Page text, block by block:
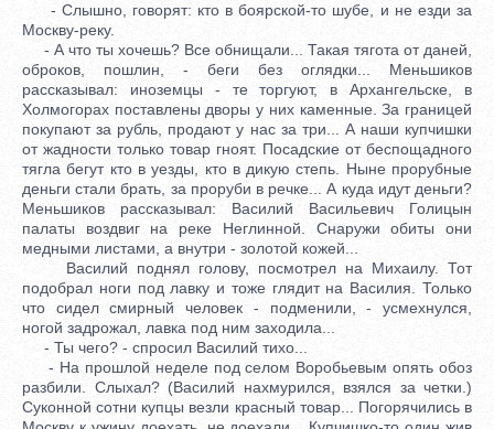
- Слышно, говорят: кто в боярской-то шубе, и не езди за
Москву-реку.
- А что ты хочешь? Все обнищали... Такая тягота от даней,
оброков, пошлин, - беги без оглядки... Меньшиков
рассказывал: иноземцы - те торгуют, в Архангельске, в
Холмогорах поставлены дворы у них каменные. За границей
покупают за рубль, продают у нас за три... А наши купчишки
от жадности только товар гноят. Посадские от беспощадного
тягла бегут кто в уезды, кто в дикую степь. Ныне прорубные
деньги стали брать, за проруби в речке... А куда идут деньги?
Меньшиков рассказывал: Василий Васильевич Голицын
палаты воздвиг на реке Неглинной. Снаружи обиты они
медными листами, а внутри - золотой кожей...
Василий поднял голову, посмотрел на Михаилу. Тот
подобрал ноги под лавку и тоже глядит на Василия. Только
что сидел смирный человек - подменили, - усмехнулся,
ногой задрожал, лавка под ним заходила...
- Ты чего? - спросил Василий тихо...
- На прошлой неделе под селом Воробьевым опять обоз
разбили. Слыхал? (Василий нахмурился, взялся за четки.)
Суконной сотни купцы везли красный товар... Погорячились в